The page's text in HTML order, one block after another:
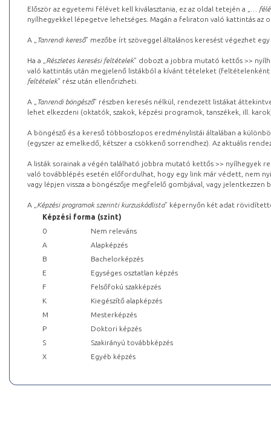
Először az egyetemi félévet kell kiválasztania, ez az oldal tetején a „
…
nyílhegyekkel lépegetve lehetséges. Magán a feliraton való kattintás az
A „ Tanrendi kereső” mezőbe írt szöveggel általános keresést végezhet
Ha a „ Részletes keresési feltételek” dobozt a jobbra mutató kettős >>
való kattintás után megjelenő listákból a kívánt tételeket (feltételenként
feltételek” rész után ellenőrizheti.
A „ Tanrendi böngésző” részben keresés nélkül, rendezett listákat
lehet elkezdeni (oktatók, szakok, képzési programok, tanszékek, ill.
A böngésző és a kereső többoszlopos eredménylistái általában a
(egyszer az emelkedő, kétszer a csökkenő sorrendhez). Az aktuális
A listák sorainak a végén található jobbra mutató kettős >> nyílhegyek
való továbblépés esetén előfordulhat, hogy egy link már védett, nem
vagy lépjen vissza a böngészője megfelelő gombjával, vagy
A „ Képzési programok szerinti kurzuskódlista” képernyőn két adat
Képzési forma (szint)
0
Nem releváns
A
Alapképzés
B
Bachelorképzés
E
Egységes osztatlan képzés
F
Felsőfokú szakképzés
K
Kiegészítő alapképzés
M
Mesterképzés
P
Doktori képzés
S
Szakirányú továbbképzés
X
Egyéb képzés